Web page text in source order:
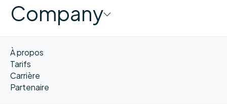
Company
À propos
Tarifs
Carrière
Partenaire